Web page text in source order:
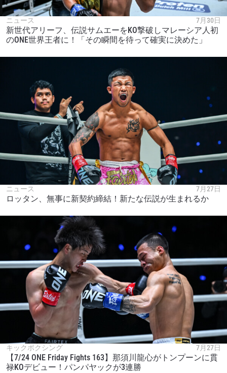
ニュース 7月30日
新世代アリーフ、伝説サムエーをKO撃破しマレーシア人初
のONE世界王者に！「その瞬間を待って確実に決めた」
ニュース 7月27日
ロッタン、無事に新契約締結！新たな伝説が生まれるか
キックボクシング 7月27日
【7/24 ONE Friday Fights 163】那須川龍心がトンプーンに貫
禄KOデビュー！パンパヤックが3連勝